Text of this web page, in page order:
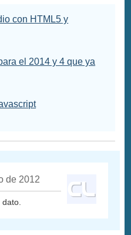
con HTML5 y
el 2014 y 4 que ya
de 2012